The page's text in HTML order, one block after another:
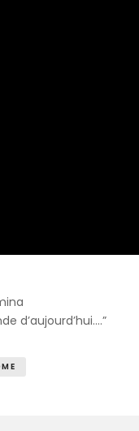
d’aujourd’hui….”